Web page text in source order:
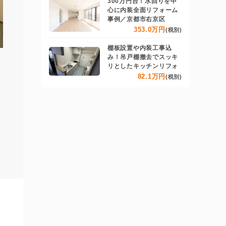
心に内装全面リフォーム
事例／京都市右京区
353.0万円 (税別)
棚板設置や内装工事込
み！吊戸棚撤去でスッキ
リとしたキッチンリフォ
82.1万円 (税別)